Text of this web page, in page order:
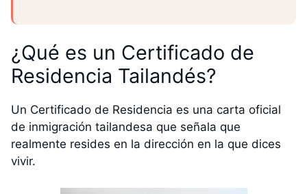
¿Qué es un Certificado de
Residencia Tailandés?
Un Certificado de Residencia es una carta oficial
de inmigración tailandesa que señala que
realmente resides en la dirección en la que dices
vivir.